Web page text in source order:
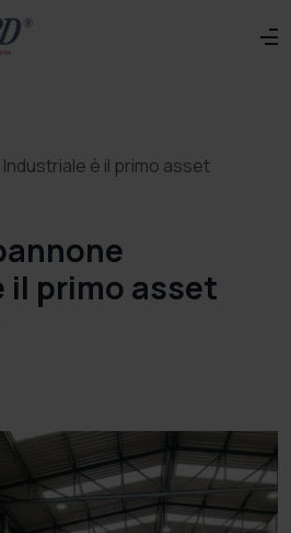
è il primo asset
il primo asset